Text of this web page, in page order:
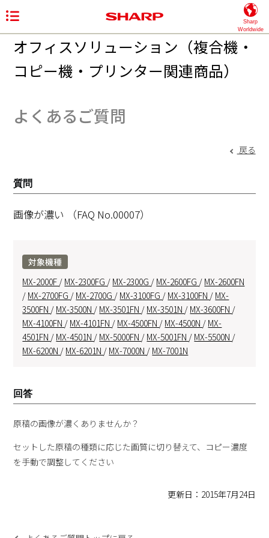
Sharp
Worldwide
オフィスソリューション（複合機・
コピー機・プリンター関連商品）
よくあるご質問
戻る
質問
画像が濃い （FAQ No.00007）
対象機種
MX-2000F / MX-2300FG / MX-2300G / MX-2600FG / MX-2600FN
/ MX-2700FG / MX-2700G / MX-3100FG / MX-3100FN / MX-
3500FN / MX-3500N / MX-3501FN / MX-3501N / MX-3600FN /
MX-4100FN / MX-4101FN / MX-4500FN / MX-4500N / MX-
4501FN / MX-4501N / MX-5000FN / MX-5001FN / MX-5500N /
MX-6200N / MX-6201N / MX-7000N / MX-7001N
回答
原稿の画像が濃くありませんか？
セットした原稿の種類に応じた画質に切り替えて、コピー濃度
を手動で調整してください
更新日：2015年7月24日